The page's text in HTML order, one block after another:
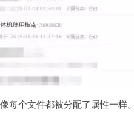
每个文件都被分配了属性一